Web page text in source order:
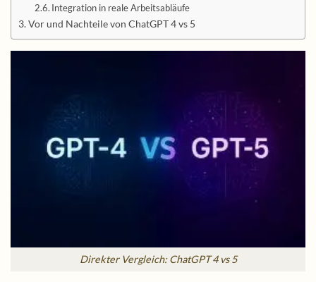
Integration in reale Arbeitsabläufe
Vor und Nachteile von ChatGPT 4 vs 5
Direkter Vergleich: ChatGPT 4 vs 5